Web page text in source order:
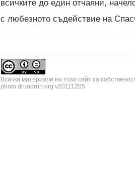
всичките до един отчаяни,
с любезното съдействие на
Всички материали на този сайт са
photo.drundrun.org v20111205